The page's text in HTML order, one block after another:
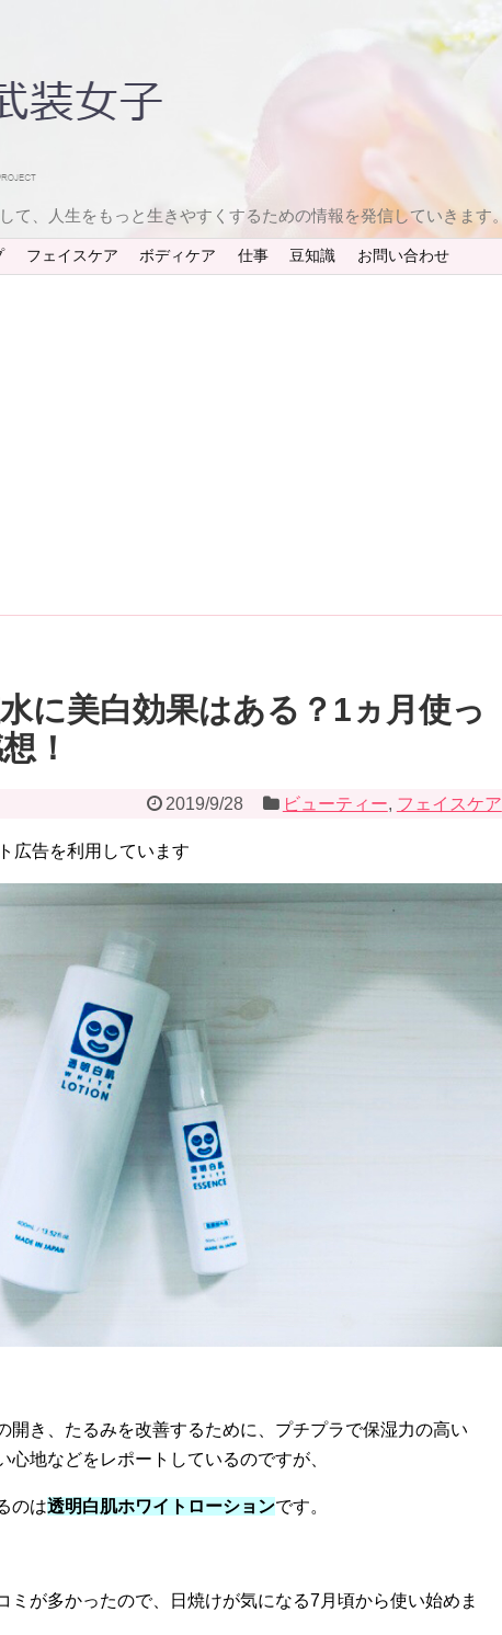
て、人生をもっと生きやすくするための情報を発信していきます。
フェイスケア ボディケア 仕事 豆知識 お問い合わせ
に美白効果はある？1ヵ月使っ
！
2019/9/28 ビューティー, フェイスケア
広告を利用しています
開き、たるみを改善するために、プチプラで保湿力の高い
心地などをレポートしているのですが、
のは透明白肌ホワイトローションです。
ミが多かったので、日焼けが気になる7月頃から使い始めま